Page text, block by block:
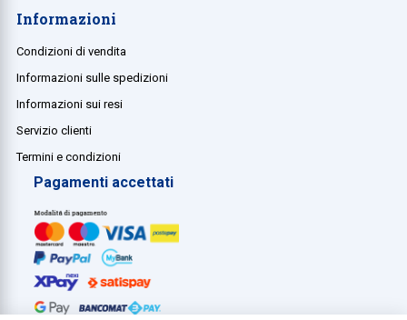
Informazioni
Condizioni di vendita
Informazioni sulle spedizioni
Informazioni sui resi
Servizio clienti
Termini e condizioni
Pagamenti accettati